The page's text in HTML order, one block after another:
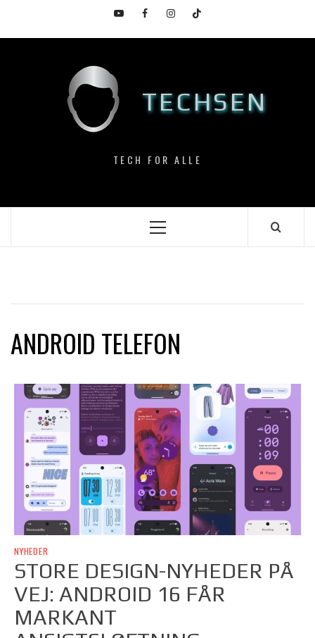
content
YouTubeFacebookInstagramTikTok
TECHSEN
TECH FOR ALLE
Primary
ANDROID TELEFON
NYHEDER
STORE DESIGN-NYHEDER PÅ
VEJ: ANDROID 16 FÅR
MARKANT